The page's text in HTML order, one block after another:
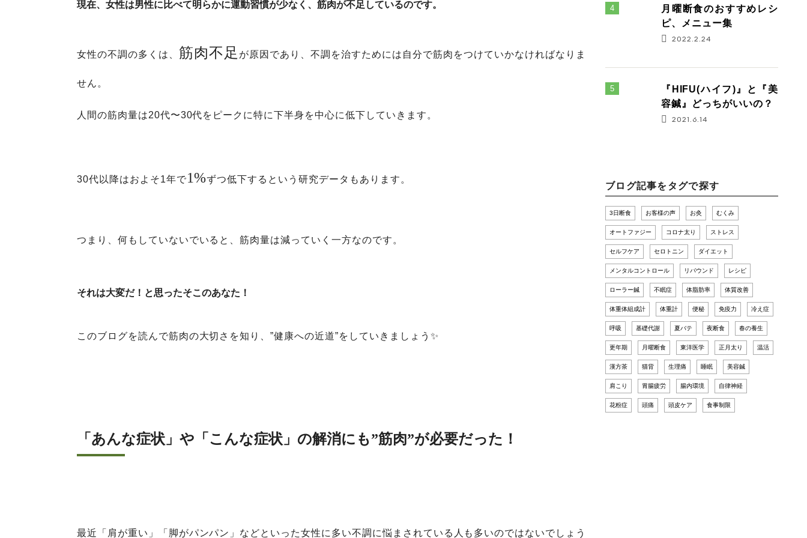
現在、女性は男性に比べて明らかに運動習慣が少なく、筋肉が不足しているのです。
女性の不調の多くは、 筋肉不足 が原因であり、不調を治すためには自分で筋肉をつけていかなければなりま
せん。
人間の筋肉量は20代〜30代をピークに特に下半身を中心に低下していきます。
30代以降はおよそ1年で1%ずつ低下するという研究データもあります。
つまり、何もしていないでいると、筋肉量は減っていく一方なのです。
それは大変だ！と思ったそこのあなた！
このブログを読んで筋肉の大切さを知り、”健康への近道”をしていきましょう✨
「あんな症状」や「こんな症状」の解消にも”筋肉”が必要だった！
最近「肩が重い」「脚がパンパン」などといった女性に多い不調に悩まされている人も多いのではないでしょう
月曜断食のおすすめレシ
ピ、メニュー集
2022.2.24
『HIFU(ハイフ)』と『美
容鍼』どっちがいいの？
2021.6.14
ブログ記事をタグで探す
3日断食 お客様の声 お灸 むくみ
オートファジー コロナ太り ストレス
セルフケア セロトニン ダイエット
メンタルコントロール リバウンド レシピ
ローラー鍼 不眠症 体脂肪率 体質改善
体重体組成計 体重計 便秘 免疫力 冷え症
呼吸 基礎代謝 夏バテ 夜断食 春の養生
更年期 月曜断食 東洋医学 正月太り 温活
漢方茶 猫背 生理痛 睡眠 美容鍼
肩こり 胃腸疲労 腸内環境 自律神経
花粉症 頭痛 頭皮ケア 食事制限